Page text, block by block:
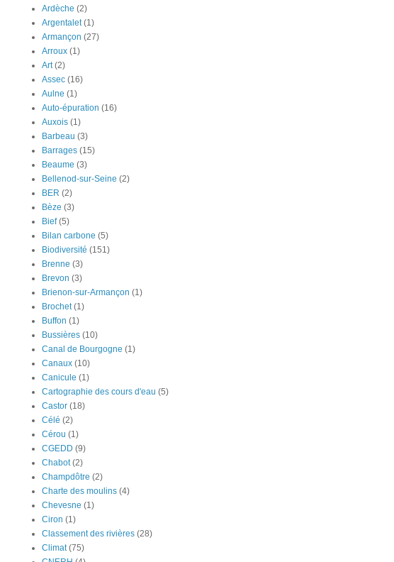
Ardèche (2)
Argentalet (1)
Armançon (27)
Arroux (1)
Art (2)
Assec (16)
Aulne (1)
Auto-épuration (16)
Auxois (1)
Barbeau (3)
Barrages (15)
Beaume (3)
Bellenod-sur-Seine (2)
BER (2)
Bèze (3)
Bief (5)
Bilan carbone (5)
Biodiversité (151)
Brenne (3)
Brevon (3)
Brienon-sur-Armançon (1)
Brochet (1)
Buffon (1)
Bussières (10)
Canal de Bourgogne (1)
Canaux (10)
Canicule (1)
Cartographie des cours d'eau (5)
Castor (18)
Célé (2)
Cérou (1)
CGEDD (9)
Chabot (2)
Champdôtre (2)
Charte des moulins (4)
Chevesne (1)
Ciron (1)
Classement des rivières (28)
Climat (75)